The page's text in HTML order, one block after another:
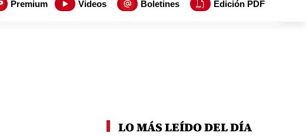
Premium Videos Boletines Edición PDF
LO MÁS LEÍDO DEL DÍA